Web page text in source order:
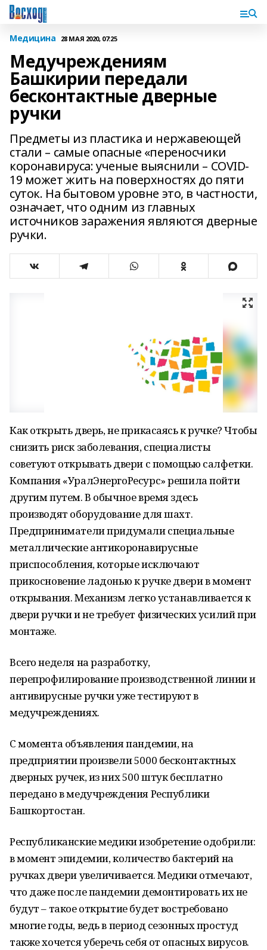
Медицина 28 МАЯ 2020, 07:25
Медучреждениям
Башкирии передали
бесконтактные дверные
ручки
Предметы из пластика и нержавеющей
стали – самые опасные «переносчики
коронавируса: ученые выяснили – COVID-
19 может жить на поверхностях до пяти
суток. На бытовом уровне это, в частности,
означает, что одним из главных
источников заражения являются дверные
ручки.
Как открыть дверь, не прикасаясь к ручке? Чтобы
снизить риск заболевания, специалисты
советуют открывать двери с помощью салфетки.
Компания «УралЭнергоРесурс» решила пойти
другим путем. В обычное время здесь
производят оборудование для шахт.
Предприниматели придумали специальные
металлические антикоронавирусные
приспособления, которые исключают
прикосновение ладонью к ручке двери в момент
открывания. Механизм легко устанавливается к
двери ручки и не требует физических усилий при
монтаже.
Всего неделя на разработку,
перепрофилирование производственной линии и
антивирусные ручки уже тестируют в
медучреждениях.
С момента объявления пандемии, на
предприятии произвели 5000 бесконтактных
дверных ручек, из них 500 штук бесплатно
передано в медучреждения Республики
Башкортостан.
Республиканские медики изобретение одобрили:
в момент эпидемии, количество бактерий на
ручках двери увеличивается. Медики отмечают,
что даже после пандемии демонтировать их не
будут – такое открытие будет востребовано
многие годы, ведь в период сезонных простуд
также хочется уберечь себя от опасных вирусов.